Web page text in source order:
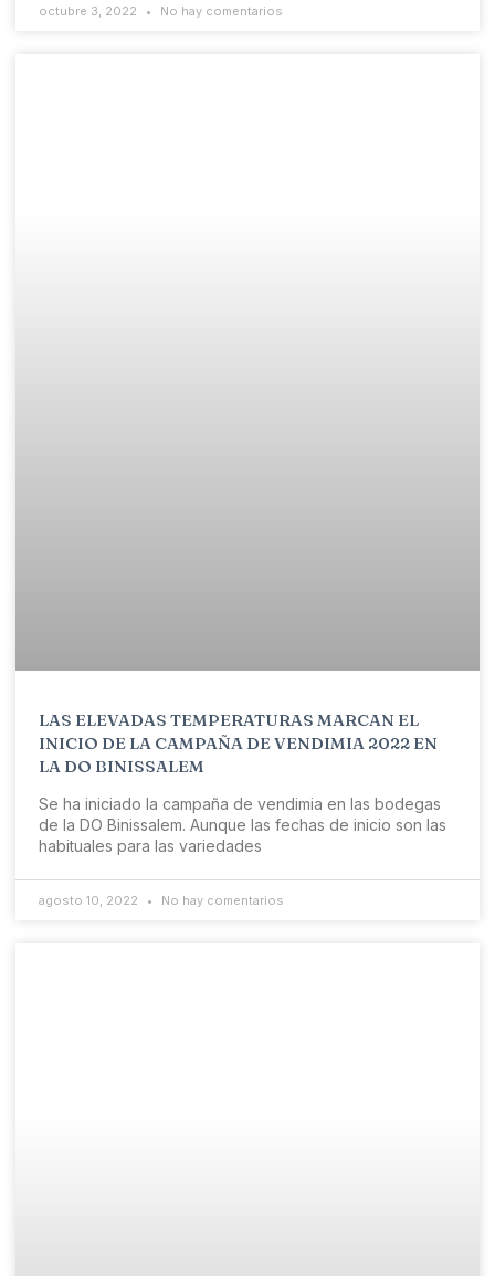
octubre 3, 2022 No hay comentarios
LAS ELEVADAS TEMPERATURAS MARCAN EL
INICIO DE LA CAMPAÑA DE VENDIMIA 2022 EN
LA DO BINISSALEM
Se ha iniciado la campaña de vendimia en las bodegas
de la DO Binissalem. Aunque las fechas de inicio son las
habituales para las variedades
agosto 10, 2022 No hay comentarios